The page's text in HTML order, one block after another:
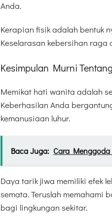
Anda.
Kerapian fisik adalah bentuk
Keselarasan kebersihan
Kesimpulan Murni
Memikat hati wanita adalah
Keberhasilan Anda
kemanusiaan luhur.
Baca Juga: Cara
Daya tarik jiwa memiliki efek
semata. Teruslah memahami
bagi lingkungan sekitar.